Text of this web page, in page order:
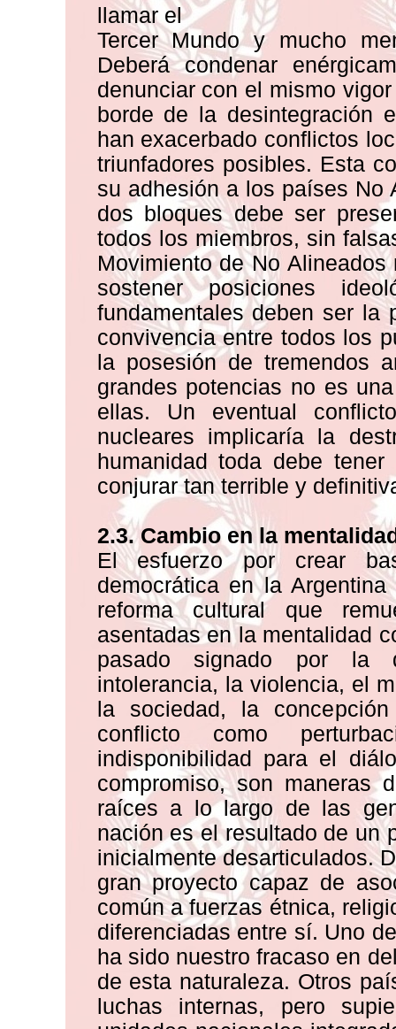
llamar el
Tercer Mundo y mucho
Deberá condenar
denunciar con el mismo
borde de la desintegración
han exacerbado conflictos
triunfadores posibles. Esta
su adhesión a los países No
dos bloques debe ser
todos los miembros, sin
Movimiento de No
sostener posiciones
fundamentales deben ser
convivencia entre todos los
la posesión de tremendos
grandes potencias no es
ellas. Un eventual
nucleares implicaría la
humanidad toda debe
conjurar tan terrible y
2.3. Cambio en la
El esfuerzo por crear
democrática en la
reforma cultural que
asentadas en la mentalidad
pasado signado por la
intolerancia, la violencia, el
la sociedad, la
conflicto como
indisponibilidad para el
compromiso, son maneras
raíces a lo largo de las
nación es el resultado de un
inicialmente desarticulados.
gran proyecto capaz de
común a fuerzas étnica,
diferenciadas entre sí. Uno
ha sido nuestro fracaso en
de esta naturaleza. Otros
luchas internas, pero